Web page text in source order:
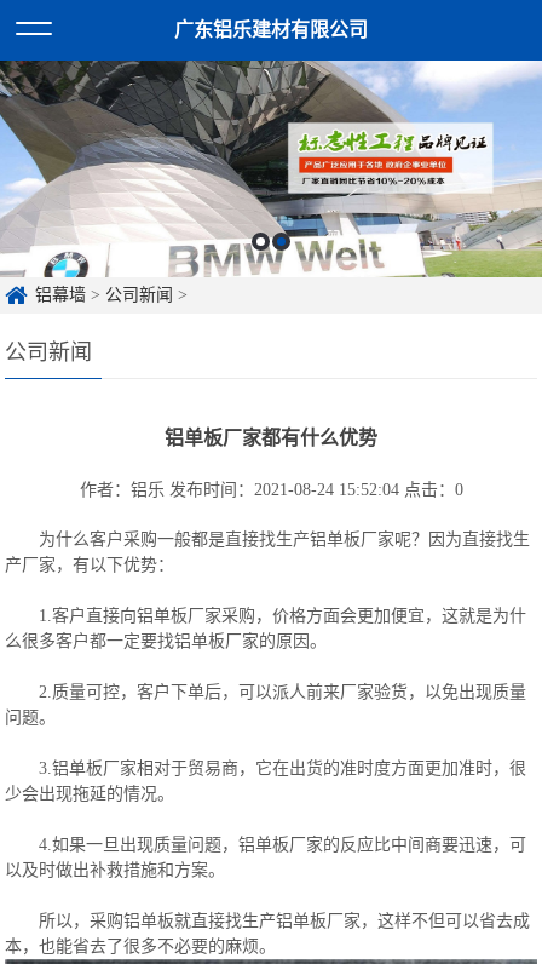
广东铝乐建材有限公司
铝幕墙 > 公司新闻 >
公司新闻
铝单板厂家都有什么优势
作者：铝乐 发布时间：2021-08-24 15:52:04 点击： 0
为什么客户采购一般都是直接找生产铝单板厂家呢？因为直接找生
产厂家，有以下优势：
1.客户直接向铝单板厂家采购，价格方面会更加便宜，这就是为什
么很多客户都一定要找铝单板厂家的原因。
2.质量可控，客户下单后，可以派人前来厂家验货，以免出现质量
问题。
3.铝单板厂家相对于贸易商，它在出货的准时度方面更加准时，很
少会出现拖延的情况。
4.如果一旦出现质量问题，铝单板厂家的反应比中间商要迅速，可
以及时做出补救措施和方案。
所以，采购铝单板就直接找生产铝单板厂家，这样不但可以省去成
本，也能省去了很多不必要的麻烦。